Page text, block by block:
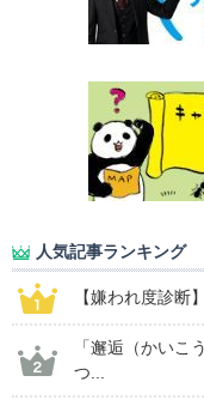
人気記事ランキング
【嫌われ度診断
「邂逅（かいこ
つ...